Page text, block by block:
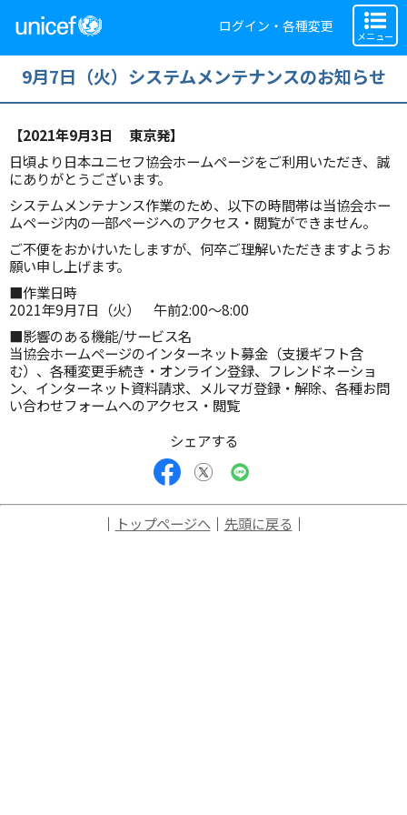
ログイン・各種変更
メニュー
9月7日（火）システムメンテナンスのお知らせ
【2021年9月3日 東京発】
日頃より日本ユニセフ協会ホームページをご利用いただき、誠
にありがとうございます。
システムメンテナンス作業のため、以下の時間帯は当協会ホー
ムページ内の一部ページへのアクセス・閲覧ができません。
ご不便をおかけいたしますが、何卒ご理解いただきますようお
願い申し上げます。
■作業日時
2021年9月7日（火） 午前2:00～8:00
■影響のある機能/サービス名
当協会ホームページのインターネット募金（支援ギフト含
む）、各種変更手続き・オンライン登録、フレンドネーショ
ン、インターネット資料請求、メルマガ登録・解除、各種お問
い合わせフォームへのアクセス・閲覧
シェアする
｜ トップページへ｜ 先頭に戻る ｜